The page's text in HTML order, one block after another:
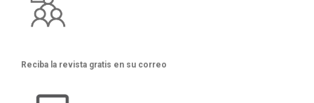
Reciba la revista gratis en su correo